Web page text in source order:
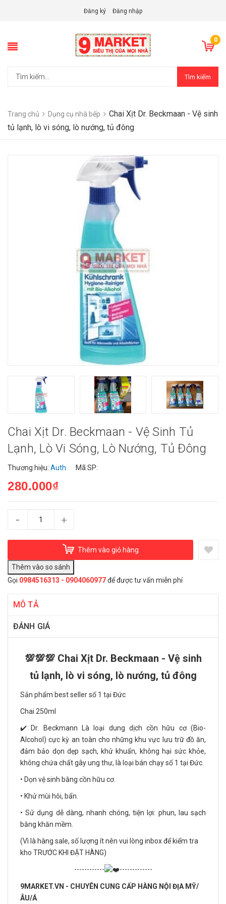
Đăng ký Đăng nhập
0
Tìm kiếm
Trang chủ Dụng cụ nhà bếp
Chai Xịt Dr. Beckmaan - Vệ sinh
tủ lạnh, lò vi sóng, lò nướng, tủ đông
Chai Xịt Dr. Beckmaan - Vệ Sinh Tủ
Lạnh, Lò Vi Sóng, Lò Nướng, Tủ Đông
Thương hiệu: Auth Mã SP:
280.000₫
- +
Thêm vào giỏ hàng
Gọi 0984516313 - 0904060977để được tư vấn miễn phí
MÔ TẢ
ĐÁNH GIÁ
💯💯💯 Chai Xịt Dr. Beckmaan - Vệ sinh
tủ lạnh, lò vi sóng, lò nướng, tủ đông
Sản phẩm best seller số 1 tại Đức
Chai 250ml
✔️ Dr. Beckmann Là loại dung dịch cồn hữu cơ (Bio-
Alcohol) cực kỳ an toàn cho những khu vực lưu trữ đồ ăn,
đảm bảo dọn dẹp sạch, khử khuẩn, không hại sức khỏe,
không chứa chất gây ung thư, là loại bán chạy số 1 tại Đức.
• Dọn vệ sinh bằng cồn hữu cơ.
• Khử mùi hôi, bẩn.
• Sử dụng dễ dàng, nhanh chóng, tiện lợi: phun, lau sạch
bằng khăn mềm.
(Vì là hàng sale, số lượng ít nên vui lòng inbox để kiểm tra
kho TRƯỚC KHI ĐẶT HÀNG)
------------ -------------
9MARKET.VN - CHUYÊN CUNG CẤP HÀNG NỘI ĐỊA MỸ/
ÂU/Á